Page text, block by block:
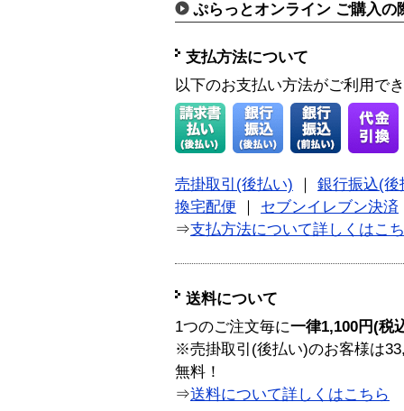
ぷらっとオンライン ご購入の
支払方法について
以下のお支払い方法がご利用で
売掛取引(後払い)
銀行振込(後
換宅配便
セブンイレブン決済
⇒支払方法について詳しくはこ
送料について
1つのご注文毎に一律1,100円(税
※売掛取引(後払い)のお客様は
無料！
⇒送料について詳しくはこちら